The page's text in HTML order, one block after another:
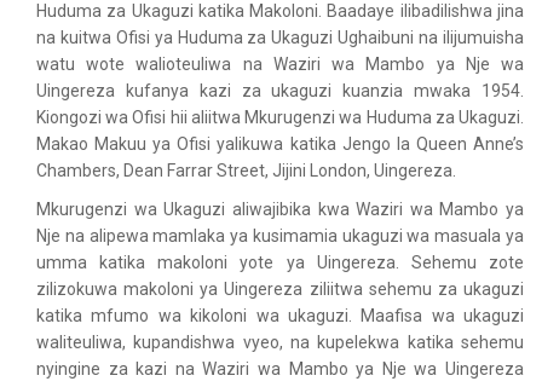
Huduma za Ukaguzi katika Makoloni. Baadaye ilibadilishwa jina
na kuitwa Ofisi ya Huduma za Ukaguzi Ughaibuni na ilijumuisha
watu wote walioteuliwa na Waziri wa Mambo ya Nje wa
Uingereza kufanya kazi za ukaguzi kuanzia mwaka 1954.
Kiongozi wa Ofisi hii aliitwa Mkurugenzi wa Huduma za Ukaguzi.
Makao Makuu ya Ofisi yalikuwa katika Jengo la Queen Anne’s
Chambers, Dean Farrar Street, Jijini London, Uingereza.
Mkurugenzi wa Ukaguzi aliwajibika kwa Waziri wa Mambo ya
Nje na alipewa mamlaka ya kusimamia ukaguzi wa masuala ya
umma katika makoloni yote ya Uingereza. Sehemu zote
zilizokuwa makoloni ya Uingereza ziliitwa sehemu za ukaguzi
katika mfumo wa kikoloni wa ukaguzi. Maafisa wa ukaguzi
waliteuliwa, kupandishwa vyeo, na kupelekwa katika sehemu
nyingine za kazi na Waziri wa Mambo ya Nje wa Uingereza